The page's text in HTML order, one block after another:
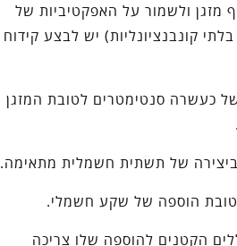
מזגן ולשמור על האפקטיביות של
קונבנציונליות) יש לבצע קידוח
כעשרה סנטימטרים לטובת המזגן
של תשתית חשמלית מתאימה.
הוספה של שקע חשמלי.
הקטנים להוספה שלו צריכה